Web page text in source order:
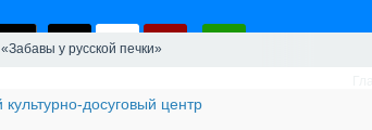
«Забавы у русской печки»